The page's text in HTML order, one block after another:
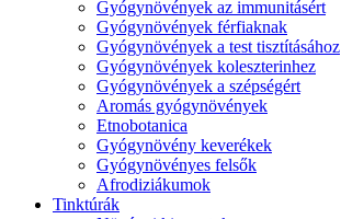
Gyógynövények az immunitásért
Gyógynövények férfiaknak
Gyógynövények a test tisztításához
Gyógynövények koleszterinhez
Gyógynövények a szépségért
Aromás gyógynövények
Etnobotanica
Gyógynövény keverékek
Gyógynövényes felsők
Afrodiziákumok
Tinktúrák